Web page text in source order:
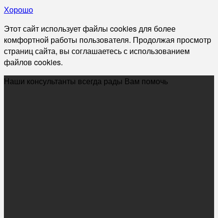
Хорошо
Этот сайт использует файлы cookies для более
комфортной работы пользователя. Продолжая просмотр
страниц сайта, вы соглашаетесь с использованием
файлов cookies.
Наши консультанты всегда рады Вам помочь